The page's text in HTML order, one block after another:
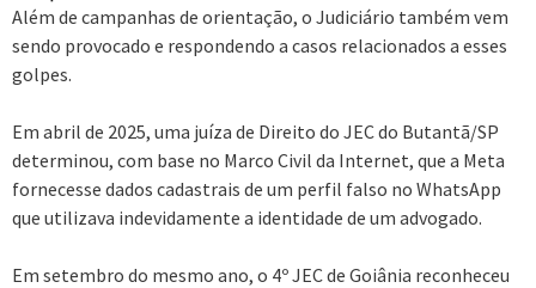
Além de campanhas de orientação, o Judiciário também vem
sendo provocado e respondendo a casos relacionados a esses
golpes.
Em abril de 2025, uma juíza de Direito do JEC do Butantã/SP
determinou, com base no Marco Civil da Internet, que a Meta
fornecesse dados cadastrais de um perfil falso no WhatsApp
que utilizava indevidamente a identidade de um advogado.
Em setembro do mesmo ano, o 4º JEC de Goiânia reconheceu